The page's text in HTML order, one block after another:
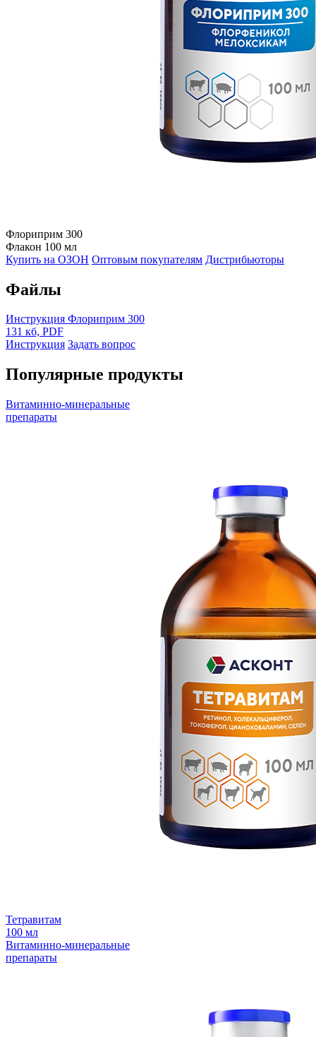
Флориприм 300
Флакон 100 мл
Купить на ОЗОН Оптовым покупателям Дистрибьюторы
Файлы
Инструкция Флориприм 300
131 кб, PDF
Инструкция Задать вопрос
Популярные продукты
Витаминно-минеральные
препараты
Тетравитам
100 мл
Витаминно-минеральные
препараты